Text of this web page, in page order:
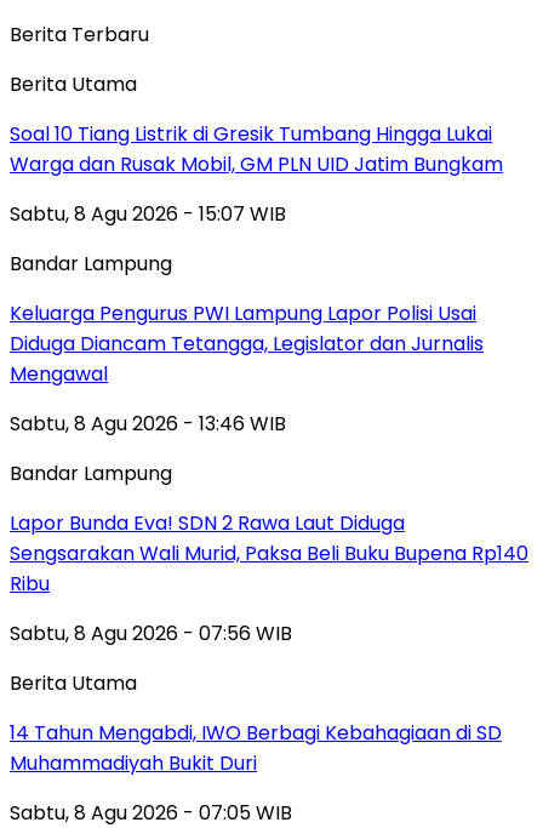
Berita Terbaru
Berita Utama
Soal 10 Tiang Listrik di Gresik Tumbang Hingga Lukai
Warga dan Rusak Mobil, GM PLN UID Jatim Bungkam
Sabtu, 8 Agu 2026 - 15:07 WIB
Bandar Lampung
Keluarga Pengurus PWI Lampung Lapor Polisi Usai
Diduga Diancam Tetangga, Legislator dan Jurnalis
Mengawal
Sabtu, 8 Agu 2026 - 13:46 WIB
Bandar Lampung
Lapor Bunda Eva! SDN 2 Rawa Laut Diduga
Sengsarakan Wali Murid, Paksa Beli Buku Bupena Rp140
Ribu
Sabtu, 8 Agu 2026 - 07:56 WIB
Berita Utama
14 Tahun Mengabdi, IWO Berbagi Kebahagiaan di SD
Muhammadiyah Bukit Duri
Sabtu, 8 Agu 2026 - 07:05 WIB